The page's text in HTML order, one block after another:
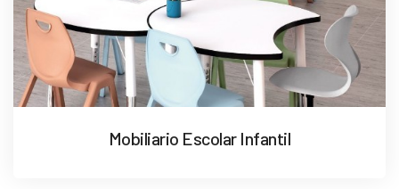
Mobiliario Escolar Infantil